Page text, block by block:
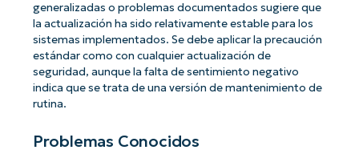
generalizadas o problemas documentados sugiere que
la actualización ha sido relativamente estable para los
sistemas implementados. Se debe aplicar la precaución
estándar como con cualquier actualización de
seguridad, aunque la falta de sentimiento negativo
indica que se trata de una versión de mantenimiento de
rutina.
Problemas Conocidos